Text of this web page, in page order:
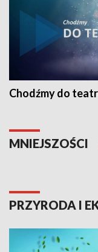
Chodźmy do
MNIEJSZOŚCI
PRZYRODA I